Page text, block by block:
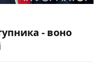
- воно